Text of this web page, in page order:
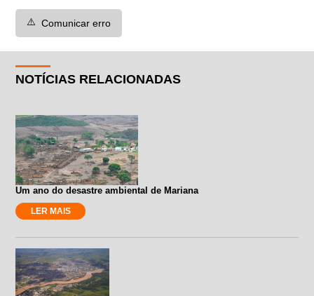
⚠️ Comunicar erro
NOTÍCIAS RELACIONADAS
Um ano do desastre ambiental de Mariana
LER MAIS